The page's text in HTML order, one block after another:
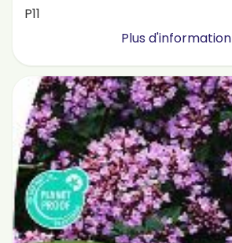
P11
Plus d'information